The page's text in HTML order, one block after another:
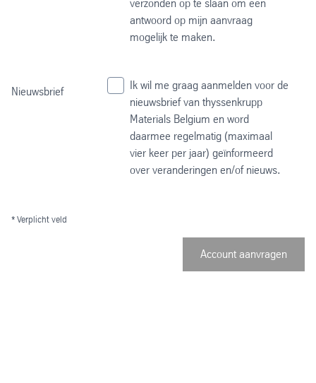
verzonden op te slaan om een
antwoord op mijn aanvraag
mogelijk te maken.
Nieuwsbrief
Ik wil me graag aanmelden voor de
nieuwsbrief van thyssenkrupp
Materials Belgium en word
daarmee regelmatig (maximaal
vier keer per jaar) geïnformeerd
over veranderingen en/of nieuws.
* Verplicht veld
Account aanvragen